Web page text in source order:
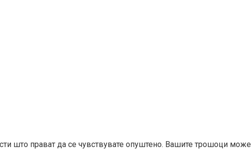
што прават да се чувствувате опуштено. Вашите трошоци може